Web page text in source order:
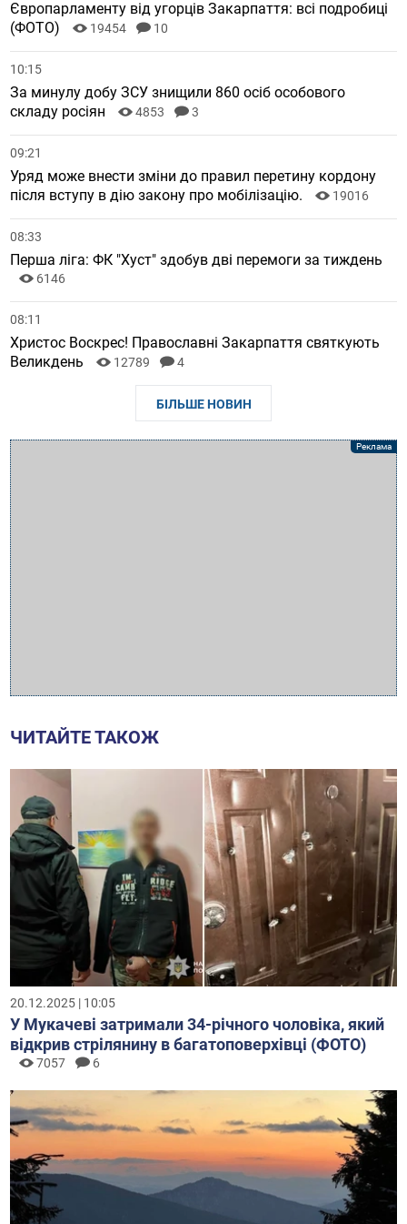
Європарламенту від угорців Закарпаття: всі подробиці
(ФОТО)
19454 10
10:15
За минулу добу ЗСУ знищили 860 осіб особового
складу росіян
4853 3
09:21
Уряд може внести зміни до правил перетину кордону
після вступу в дію закону про мобілізацію.
19016
08:33
Перша ліга: ФК "Хуст" здобув дві перемоги за тиждень
6146
08:11
Христос Воскрес! Православні Закарпаття святкують
Великдень
12789 4
БІЛЬШЕ НОВИН
ЧИТАЙТЕ ТАКОЖ
20.12.2025 | 10:05
У Мукачеві затримали 34-річного чоловіка, який
відкрив стрілянину в багатоповерхівці (ФОТО)
7057 6